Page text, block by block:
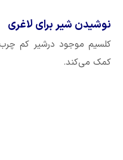
نوشیدن شیر برای لاغری
کلسیم موجود درشیر کم
کمک می‌کند.